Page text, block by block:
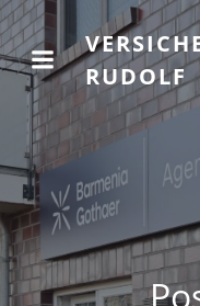
RUDOLF